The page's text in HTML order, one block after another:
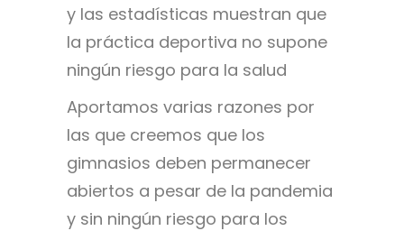
y las estadísticas muestran que
la práctica deportiva no supone
ningún riesgo para la salud
Aportamos varias razones por
las que creemos que los
gimnasios deben permanecer
abiertos a pesar de la pandemia
y sin ningún riesgo para los